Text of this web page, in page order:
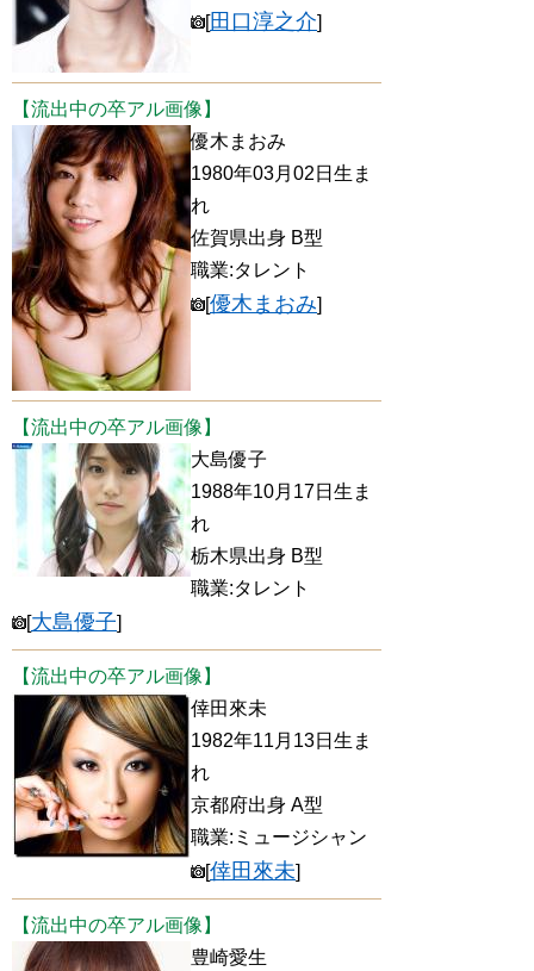
[田口淳之介]
【流出中の卒アル画像】
優木まおみ
1980年03月02日生ま
れ
佐賀県出身 B型
職業:タレント
[優木まおみ]
【流出中の卒アル画像】
大島優子
1988年10月17日生ま
れ
栃木県出身 B型
職業:タレント
[大島優子]
【流出中の卒アル画像】
倖田來未
1982年11月13日生ま
れ
京都府出身 A型
職業:ミュージシャン
[倖田來未]
【流出中の卒アル画像】
豊崎愛生